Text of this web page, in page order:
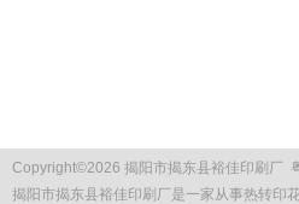
Copyright©2026 揭阳市揭东县裕佳印刷厂
揭阳市揭东县裕佳印刷厂是一家从事热转印